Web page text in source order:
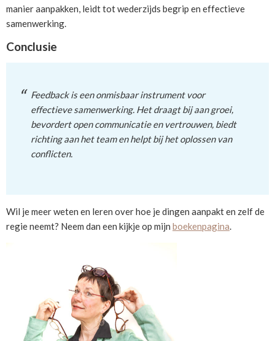
manier aanpakken, leidt tot wederzijds begrip en effectieve
samenwerking.
Conclusie
Feedback is een onmisbaar instrument voor
effectieve samenwerking. Het draagt bij aan groei,
bevordert open communicatie en vertrouwen, biedt
richting aan het team en helpt bij het oplossen van
conflicten.
Wil je meer weten en leren over hoe je dingen aanpakt en zelf de
regie neemt? Neem dan een kijkje op mijn boekenpagina.